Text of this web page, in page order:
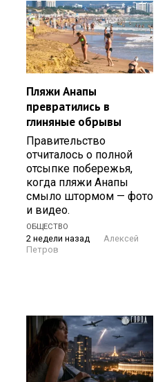
Пляжи Анапы
превратились в
глиняные обрывы
Правительство
отчиталось о полной
отсыпке побережья,
когда пляжи Анапы
смыло штормом — фото
и видео.
ОБЩЕСТВО
2 недели назад
Алексей
Петров